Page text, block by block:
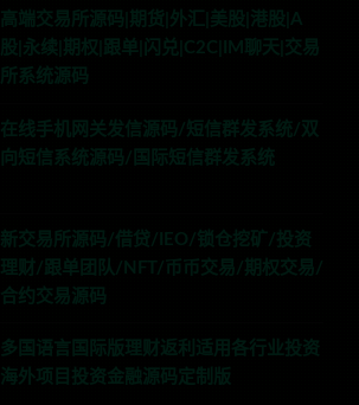
高端交易所源码|期货|外汇|美股|港股|A
股|永续|期权|跟单|闪兑|C2C|IM聊天|交易
所系统源码
在线手机网关发信源码/短信群发系统/双
向短信系统源码/国际短信群发系统
新交易所源码/借贷/IEO/锁仓挖矿/投资
理财/跟单团队/NFT/币币交易/期权交易/
合约交易源码
多国语言国际版理财返利适用各行业投资
海外项目投资金融源码定制版